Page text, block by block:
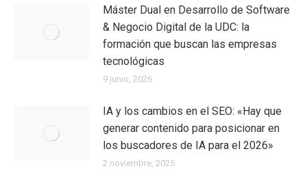
Máster Dual en Desarrollo de Software
& Negocio Digital de la UDC: la
formación que buscan las empresas
tecnológicas
9 junio, 2026
IA y los cambios en el SEO: «Hay que
generar contenido para posicionar en
los buscadores de IA para el 2026»
2 noviembre, 2025